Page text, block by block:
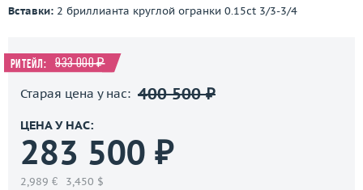
Вставки: 2 бриллианта круглой огранки 0.15ct 3/3-3/4
Ритейл: 933 000 ₽
Старая цена у нас: 400 500 ₽
ЦЕНА У НАС:
283 500 ₽
2,989 € 3,450 $